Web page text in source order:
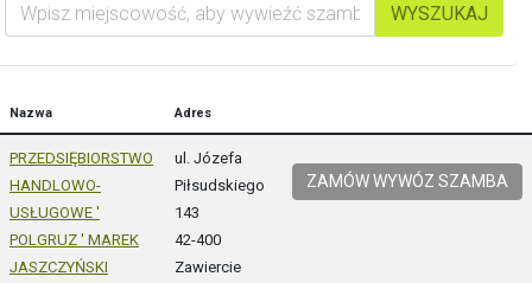
WYSZUKAJ
Nazwa Adres
PRZEDSIĘBIORSTWO
HANDLOWO-
USŁUGOWE '
POLGRUZ ' MAREK
JASZCZYŃSKI
ul. Józefa
Piłsudskiego
143
42-400
Zawiercie
ZAMÓW WYWÓZ SZAMBA